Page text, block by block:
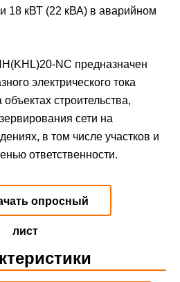
18 кВТ (22 кВА) в аварийном
NC предназначен
электрического тока
строительства,
сети на
в том числе участков и
ответственности.
опросный
лист